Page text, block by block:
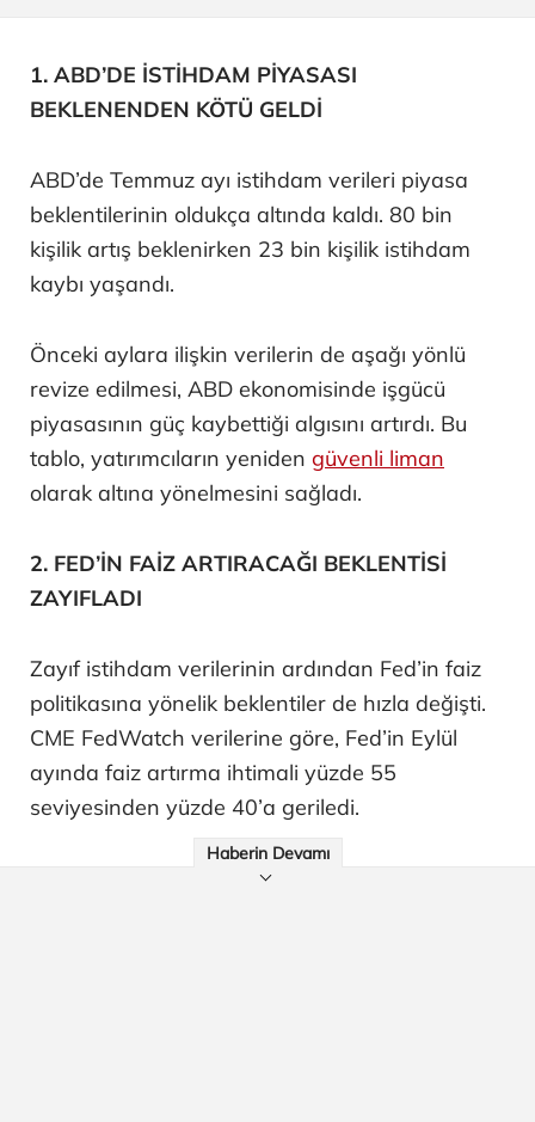
1. ABD’DE İSTİHDAM PİYASASI
BEKLENENDEN KÖTÜ GELDİ
ABD’de Temmuz ayı istihdam verileri piyasa
beklentilerinin oldukça altında kaldı. 80 bin
kişilik artış beklenirken 23 bin kişilik istihdam
kaybı yaşandı.
Önceki aylara ilişkin verilerin de aşağı yönlü
revize edilmesi, ABD ekonomisinde işgücü
piyasasının güç kaybettiği algısını artırdı. Bu
tablo, yatırımcıların yeniden güvenli liman
olarak altına yönelmesini sağladı.
2. FED’İN FAİZ ARTIRACAĞI BEKLENTİSİ
ZAYIFLADI
Zayıf istihdam verilerinin ardından Fed’in faiz
politikasına yönelik beklentiler de hızla değişti.
CME FedWatch verilerine göre, Fed’in Eylül
ayında faiz artırma ihtimali yüzde 55
seviyesinden yüzde 40’a geriledi.
Haberin Devamı